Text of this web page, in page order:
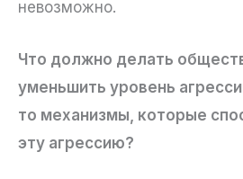
невозможно.
Что должно делать
уменьшить уровень
то механизмы, которые
эту агрессию?